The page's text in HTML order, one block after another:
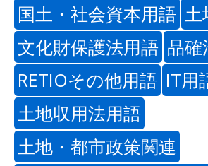
国土・社会資本用語
文化財保護法用語 品確
RETIOその他用語 IT用
土地収用法用語
土地・都市政策関連